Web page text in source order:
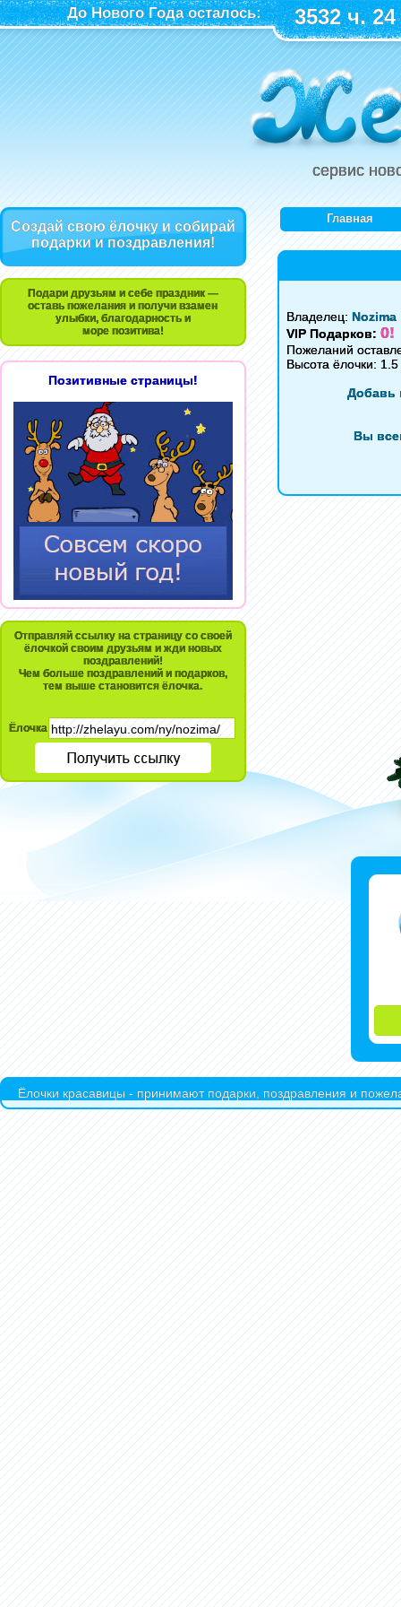
До Нового Года осталось: 3532 ч.
сервис
Создай свою ёлочку и собирай
подарки и поздравления!
Подари друзьям и себе праздник —
оставь пожелания и получи взамен
улыбки, благодарность и
море позитива!
Позитивные страницы!
Отправляй ссылку на страницу со своей
ёлочкой своим друзьям и жди новых
поздравлений!
Чем больше поздравлений и подарков,
тем выше становится ёлочка.
Ёлочка
Главная
Владелец: Nozima
VIP Подарков: 0!
Пожеланий
Высота ёлочки:
Добавь
Вы
Ёлочки красавицы - принимают подарки, поздравления и